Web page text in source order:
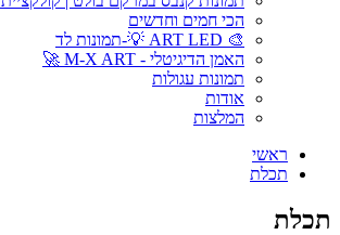
הכי חמים וחדשים
🎨 ART LED 💡-תמונות לד
האמן הדיגיטלי - M-X ART 🚀
תמונות עגולות
אודות
המלצות
ראשי
תכלת
תכלת